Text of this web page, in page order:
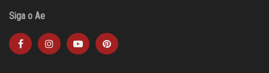
Siga o Ae